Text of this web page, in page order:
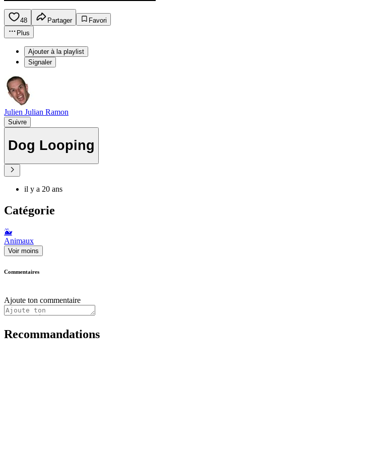
48 Partager
Favori
Plus
Ajouter à la playlist
Signaler
Julien Julian Ramon
Suivre
Dog Looping
il y a 20 ans
Catégorie
🐳
Animaux
Voir moins
Commentaires
Ajoute ton commentaire
Recommandations